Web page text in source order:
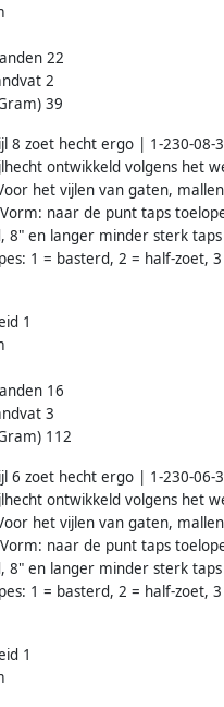
22
2
39
8 zoet hecht ergo | 1-230-08-
ontwikkeld volgens het
het vijlen van gaten,
naar de punt taps
8" en langer minder sterk taps
1 = basterd, 2 = half-zoet, 3
1
16
3
112
6 zoet hecht ergo | 1-230-06-
ontwikkeld volgens het
het vijlen van gaten,
naar de punt taps
8" en langer minder sterk taps
1 = basterd, 2 = half-zoet, 3
1